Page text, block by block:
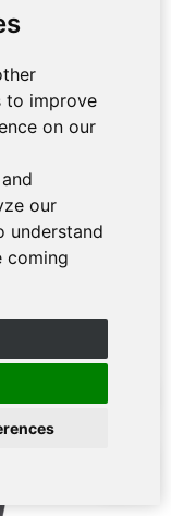
to improve
on our
our
understand
coming